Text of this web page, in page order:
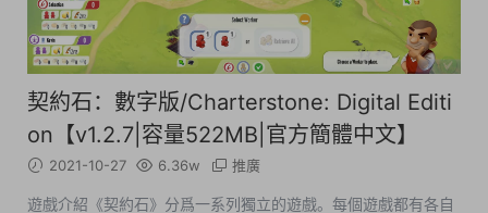
契約石：數字版/Charterstone: Digital Editi
on【v1.2.7|容量522MB|官方簡體中文】
2021-10-27 6.36w 推廣
遊戲介紹《契約石》分爲一系列獨立的遊戲。每個遊戲都有各自